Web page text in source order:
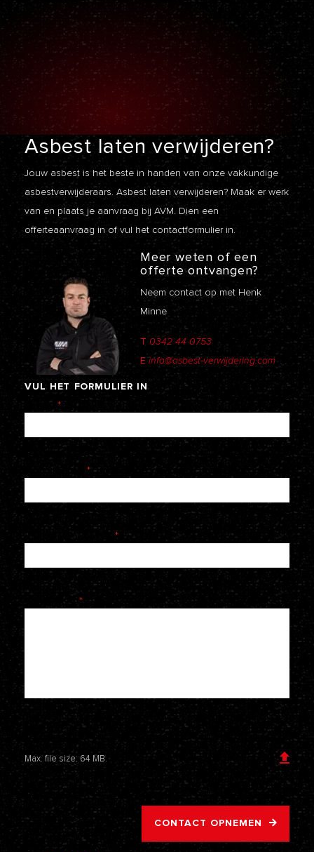
Asbest latenverwijderen?
Jouw asbest is het beste in handen van onze vakkundige
asbestverwijderaars. Asbest laten verwijderen? Maak er werk
van en plaats je aanvraag bij AVM. Dien een
offerteaanvraagin of vul het contactformulier in.
Meer weten of een
offerte ontvangen?
Neem contact op met Henk
Minne
T 0342 44 0753
E info@asbest-verwijdering.com
VUL HET FORMULIER IN
Naam *
E-mailadres *
Telefoonnummer *
Je bericht *
Voeg een bijlage toe
Max. file size: 64 MB.
CONTACT OPNEMEN